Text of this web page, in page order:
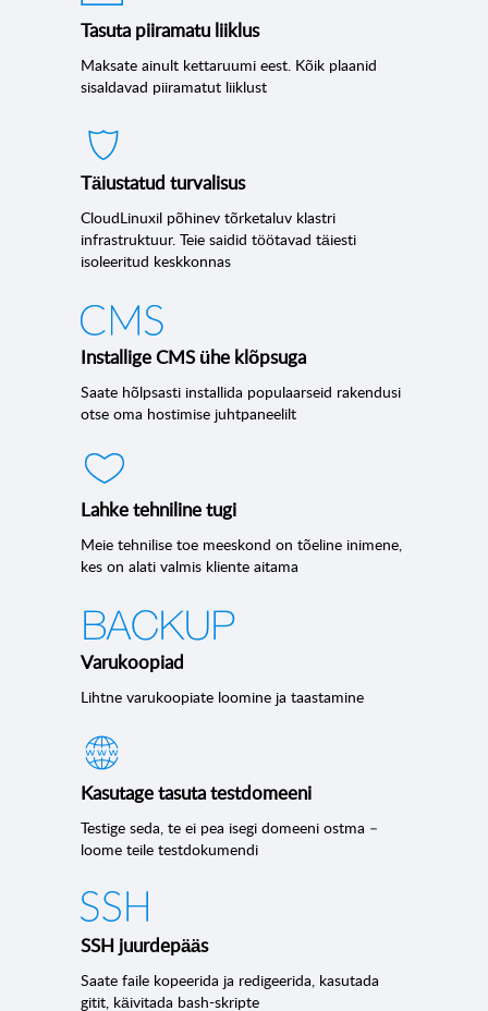
Tasuta piiramatu liiklus
Maksate ainult kettaruumi eest. Kõik plaanid
sisaldavad piiramatut liiklust
Täiustatud turvalisus
CloudLinuxil põhinev tõrketaluv klastri
infrastruktuur. Teie saidid töötavad täiesti
isoleeritud keskkonnas
Installige CMS ühe klõpsuga
Saate hõlpsasti installida populaarseid rakendusi
otse oma hostimise juhtpaneelilt
Lahke tehniline tugi
Meie tehnilise toe meeskond on tõeline inimene,
kes on alati valmis kliente aitama
Varukoopiad
Lihtne varukoopiate loomine ja taastamine
Kasutage tasuta testdomeeni
Testige seda, te ei pea isegi domeeni ostma –
loome teile testdokumendi
SSH juurdepääs
Saate faile kopeerida ja redigeerida, kasutada
gitit, käivitada bash-skripte